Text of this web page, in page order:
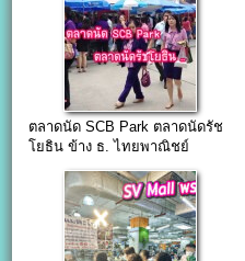
ตลาดนัด SCB Park ตลาดนัดรัช
โยธิน ข้าง ธ. ไทยพาณิชย์